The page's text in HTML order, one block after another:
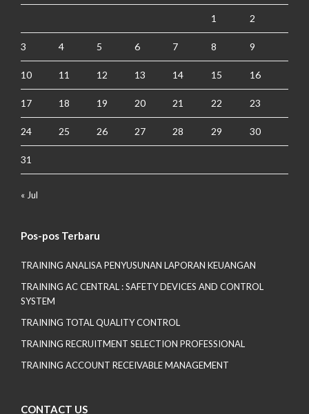
1 2
3 4 5 6 7 8 9
10 11 12 13 14 15 16
17 18 19 20 21 22 23
24 25 26 27 28 29 30
31
« Jul
Pos-pos Terbaru
TRAINING ANALISA PENYUSUNAN LAPORAN KEUANGAN
TRAINING AC CENTRAL : SAFETY DEVICES AND CONTROL
SYSTEM
TRAINING TOTAL QUALITY CONTROL
TRAINING RECRUITMENT SELECTION PROFESSIONAL
TRAINING ACCOUNT RECEIVABLE MANAGEMENT
CONTACT US